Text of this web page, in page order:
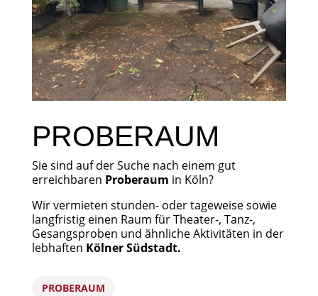
PROBERAUM
Sie sind auf der Suche nach einem gut
erreichbaren Proberaum in Köln?
Wir vermieten stunden- oder tageweise sowie
langfristig einen Raum für Theater-, Tanz-,
Gesangsproben und ähnliche Aktivitäten in der
lebhaften Kölner Südstadt.
PROBERAUM